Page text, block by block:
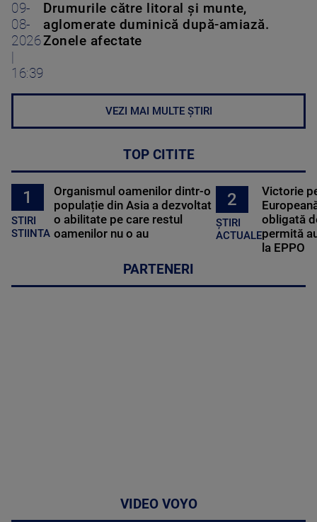
09-
08-
2026
16:39
Drumurile către litoral și munte,
aglomerate duminică după-amiază.
Zonele afectate
VEZI MAI MULTE ȘTIRI
TOP CITITE
1
STIRI
STIINTA
Organismul oamenilor dintr-o
populație din Asia a dezvoltat
o abilitate pe care restul
oamenilor nu o au
2
ȘTIRI
ACTUALE
Victorie
obligată
permită
la EPPO
PARTENERI
VIDEO VOYO